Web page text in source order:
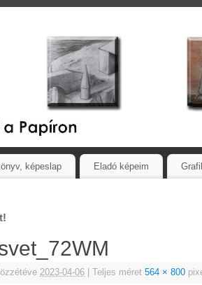
képeslap Eladó képeim
2023-04-06 Teljes méret 564 × 800